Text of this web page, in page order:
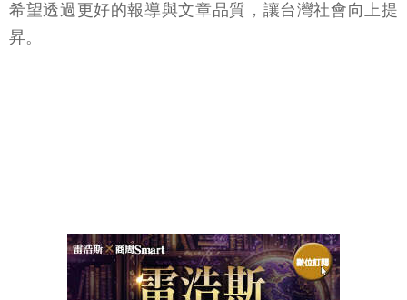
希望透過更好的報導與文章品質，讓台灣社會向上提
昇。